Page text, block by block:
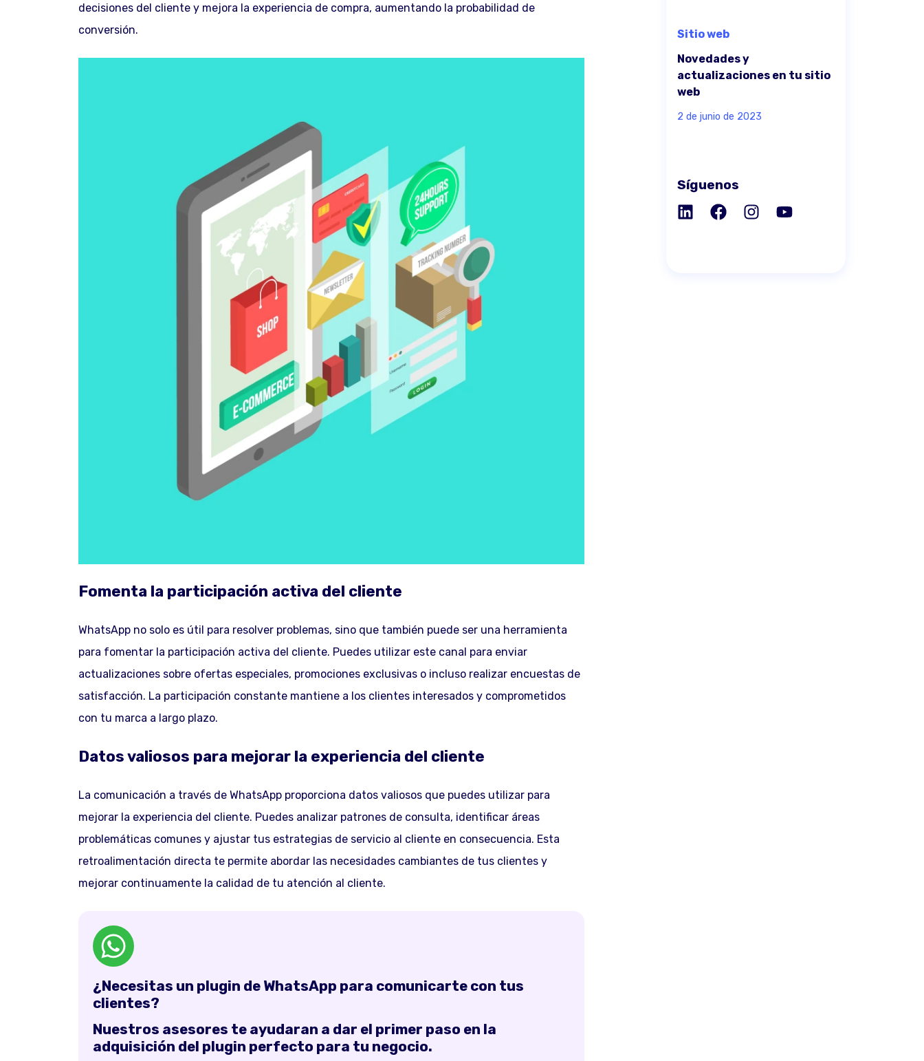
decisiones del cliente y mejora la experiencia de compra, aumentando la probabilidad de
conversión.
Fomenta la participación activa del cliente
WhatsApp no solo es útil para resolver problemas, sino que también puede ser una herramienta
para fomentar la participación activa del cliente. Puedes utilizar este canal para enviar
actualizaciones sobre ofertas especiales, promociones exclusivas o incluso realizar encuestas de
satisfacción. La participación constante mantiene a los clientes interesados y comprometidos
con tu marca a largo plazo.
Datos valiosos para mejorar la experiencia del cliente
La comunicación a través de WhatsApp proporciona datos valiosos que puedes utilizar para
mejorar la experiencia del cliente. Puedes analizar patrones de consulta, identificar áreas
problemáticas comunes y ajustar tus estrategias de servicio al cliente en consecuencia. Esta
retroalimentación directa te permite abordar las necesidades cambiantes de tus clientes y
mejorar continuamente la calidad de tu atención al cliente.
¿Necesitas un plugin de WhatsApp para comunicarte con tus
clientes?
Nuestros asesores te ayudaran a dar el primer paso en la
adquisición del plugin perfecto para tu negocio.
Sitio web
Novedades y
actualizaciones en tu sitio
web
2 de junio de 2023
Síguenos